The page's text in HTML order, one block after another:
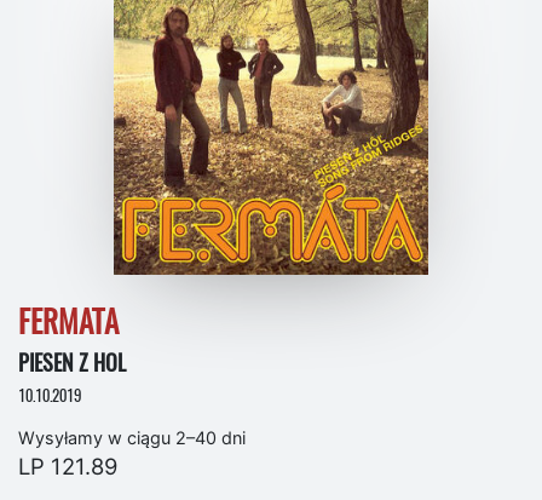
FERMATA
PIESEN Z HOL
10.10.2019
Wysyłamy w ciągu 2–40 dni
LP 121.89